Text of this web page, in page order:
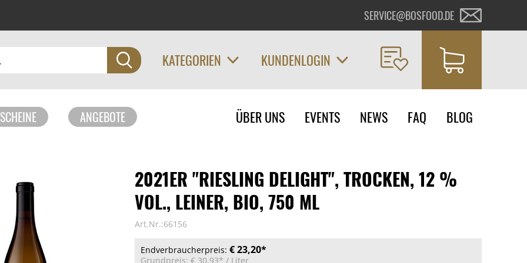
SERVICE@BOSFOOD.DE
KATEGORIEN KUNDENLOGIN
ANGEBOTE
Navigation
überspringen
ÜBER UNS EVENTS NEWS FAQ BLOG
2021ER "RIESLING DELIGHT", TROCKEN, 12 %
VOL., LEINER, BIO, 750 ML
Art.Nr.:66156
Endverbraucherpreis: € 23,20*
Grundpreis: € 30,93* / Liter